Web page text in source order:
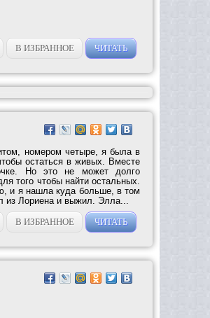
В ИЗБРАННОЕ ЧИТАТЬ
номером четыре, я была в
остаться в живых. Вместе
Но это не может долго
того чтобы найти остальных.
и я нашла куда больше, в том
из Лориена и выжил. Элла...
В ИЗБРАННОЕ ЧИТАТЬ